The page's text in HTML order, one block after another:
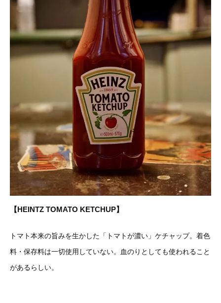
【HEINTZ TOMATO KETCHUP】
トマト本来の旨みを生かした「トマトが濃い」ケチャップ。着色
料・保存料は一切使用していない。血のりとしても使われること
があるらしい。